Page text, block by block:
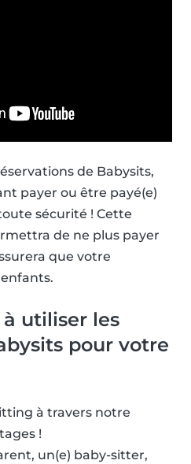
de Babysits,
payer ou être payé(e)
sécurité ! Cette
de ne plus payer
que votre
utiliser les
pour votre
à travers notre
!
un(e) baby-sitter,